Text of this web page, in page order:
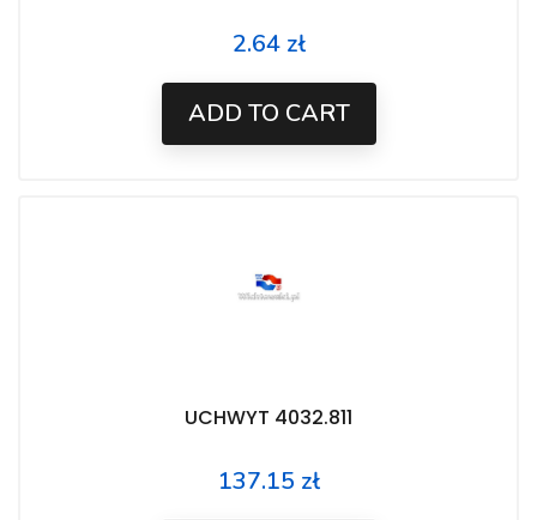
Price
2.64 zł
ADD TO CART
UCHWYT 4032.811
Price
137.15 zł